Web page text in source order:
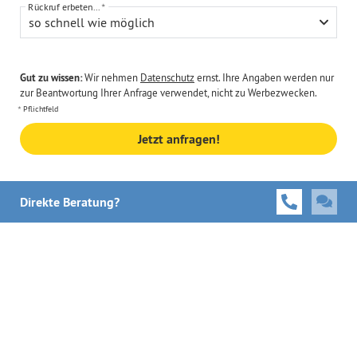
so schnell wie möglich
Rückruf erbeten...
Gut zu wissen:Wir nehmen Datenschutzernst. Ihre Angaben werden nur
zur Beantwortung Ihrer Anfrage verwendet, nicht zu Werbezwecken.
Pflichtfeld
Jetzt anfragen!
Direkte Beratung?